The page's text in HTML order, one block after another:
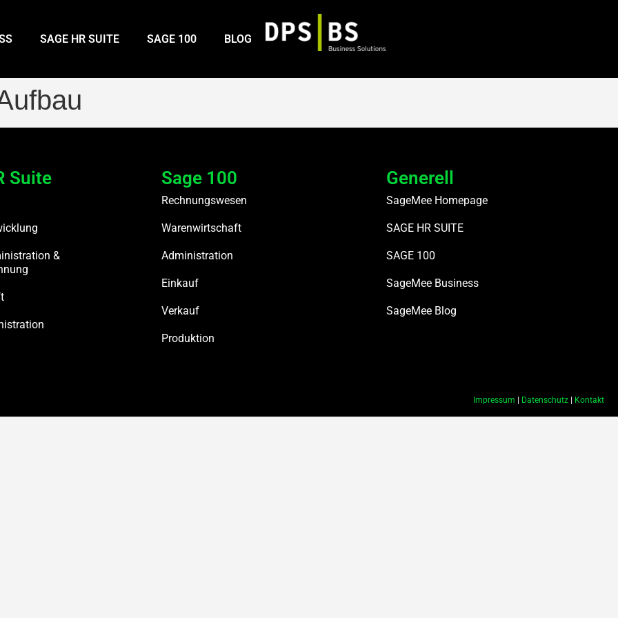
SAGE HR SUITE SAGE 100 BLOG
Suite
&
Sage 100
Rechnungswesen
Warenwirtschaft
Administration
Einkauf
Verkauf
Produktion
Generell
SageMee Homepage
SAGE HR SUITE
SAGE 100
SageMee Business
SageMee Blog
Impressum Datenschutz Kontakt